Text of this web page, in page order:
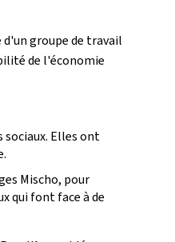
groupe de travail
de l'économie
Elles ont
Mischo, pour
qui font face à de